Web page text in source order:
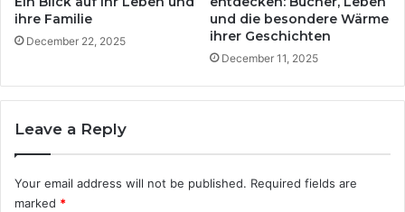
m
N
z
i
e
e
n
d
i
ihre Familie
December 22, 2025
und die besondere Wärme
ihrer Geschichten
December 11, 2025
Leave a Reply
Your email address will not be published. Required fields are
marked *